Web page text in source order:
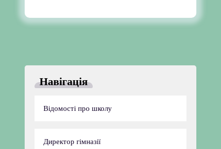
Навігація
Відомості про школу
Директор гімназії